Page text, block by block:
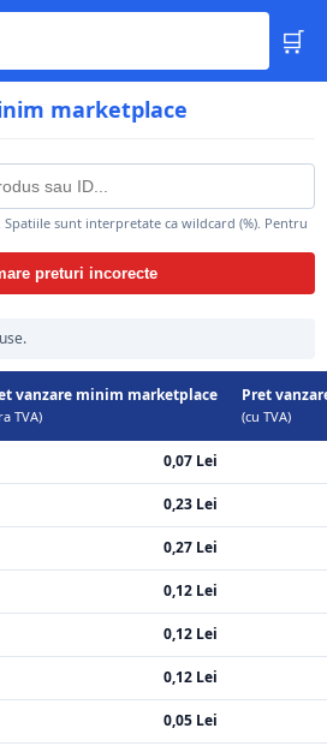
🛒
marketplace
sunt interpretate ca wildcard (%). Pentru
preturi incorecte
vanzare minim marketplace
TVA)
Pret
(cu TVA)
0,07 Lei
0,23 Lei
0,27 Lei
0,12 Lei
0,12 Lei
0,12 Lei
0,05 Lei